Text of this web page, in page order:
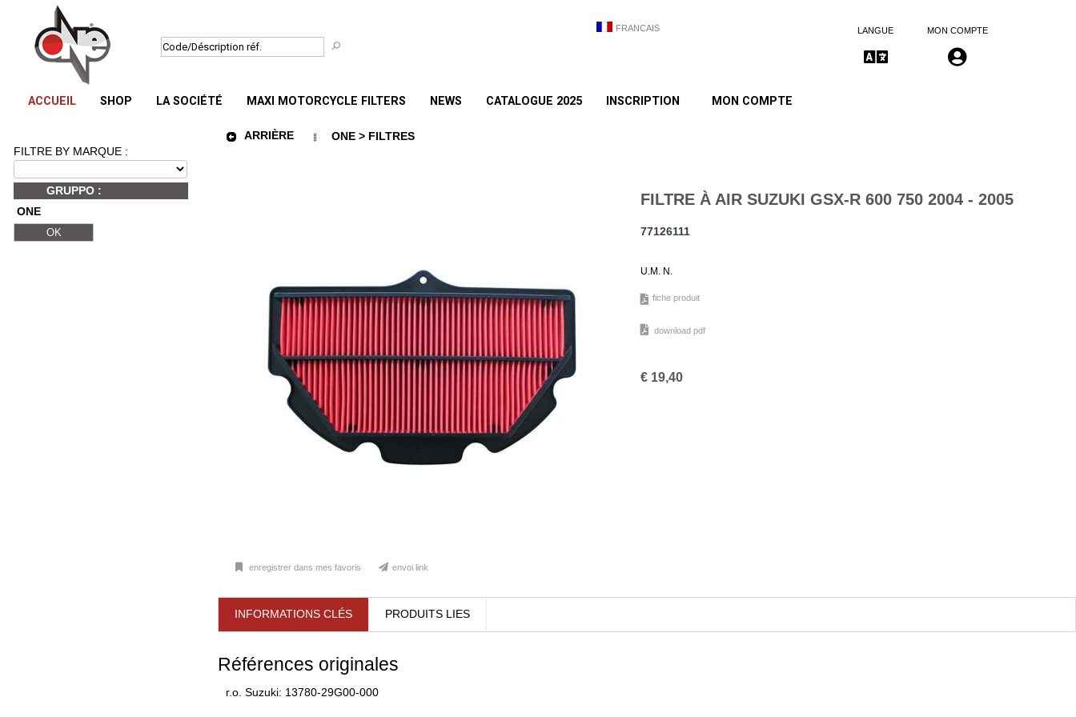
FRANCAIS LANGUE MON COMPTE
ACCUEIL SHOP LA SOCIÉTÉ MAXI MOTORCYCLE FILTERS NEWS CATALOGUE 2025 INSCRIPTION MON COMPTE
FILTRE BY MARQUE :
GRUPPO :
ONE
ARRIÈRE ONE > FILTRES
FILTRE À AIR SUZUKI GSX-R 600 750 2004 - 2005
77126111
U.M. N.
fiche produit
download pdf
€ 19,40
enregistrer dans mes favoris envoi link
INFORMATIONS CLÉS PRODUITS LIES
Références originales
r.o. Suzuki: 13780-29G00-000